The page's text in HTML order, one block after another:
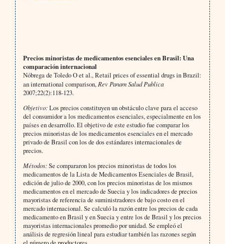
Precios minoristas de medicamentos esenciales en Brasil: Una
comparación internacional
Nóbrega de Toledo O et al., Retail prices of essential drugs in Brazil:
an international comparison, Rev Panam Salud Publica
2007;22(2):118-123.
Objetivo:Los precios constituyen un obstáculo clave para el acceso
del consumidor a los medicamentos esenciales, especialmente en los
países en desarrollo. El objetivo de este estudio fue comparar los
precios minoristas de los medicamentos esenciales en el mercado
privado de Brasil con los de dos estándares internacionales de
precios.
Métodos:Se compararon los precios minoristas de todos los
medicamentos de la Lista de Medicamentos Esenciales de Brasil,
edición de julio de 2000, con los precios minoristas de los mismos
medicamentos en el mercado de Suecia y los indicadores de precios
mayoristas de referencia de suministradores de bajo costo en el
mercado internacional. Se calculó la razón entre los precios de cada
medicamento en Brasil y en Suecia y entre los de Brasil y los precios
mayoristas internacionales promedio por unidad. Se empleó el
análisis de regresión lineal para estudiar también las razones según